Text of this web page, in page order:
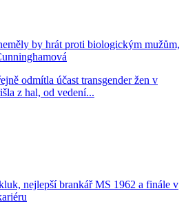
by hrát proti biologickým mužům,
odmítla účast transgender žen v
z hal, od vedení...
nejlepší brankář MS 1962 a finále v